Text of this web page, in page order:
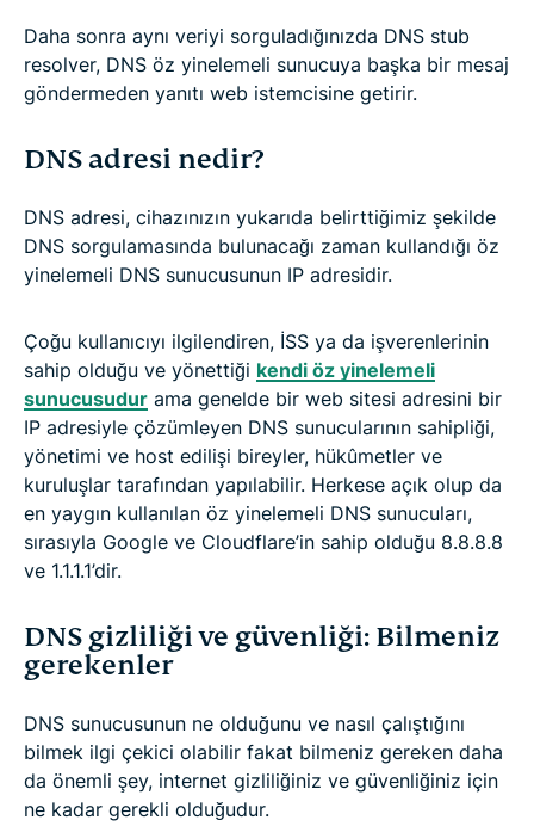
Daha sonra aynı veriyi sorguladığınızda DNS stub
resolver, DNS öz yinelemeli sunucuya başka bir mesaj
göndermeden yanıtı web istemcisine getirir.
DNS adresi nedir?
DNS adresi, cihazınızın yukarıda belirttiğimiz şekilde
DNS sorgulamasında bulunacağı zaman kullandığı öz
yinelemeli DNS sunucusunun IP adresidir.
Çoğu kullanıcıyı ilgilendiren, İSS ya da işverenlerinin
sahip olduğu ve yönettiği kendi öz yinelemeli
sunucusudur ama genelde bir web sitesi adresini bir
IP adresiyle çözümleyen DNS sunucularının sahipliği,
yönetimi ve host edilişi bireyler, hükûmetler ve
kuruluşlar tarafından yapılabilir. Herkese açık olup da
en yaygın kullanılan öz yinelemeli DNS sunucuları,
sırasıyla Google ve Cloudflare’in sahip olduğu 8.8.8.8
ve 1.1.1.1’dir.
DNS gizliliği ve güvenliği: Bilmeniz
gerekenler
DNS sunucusunun ne olduğunu ve nasıl çalıştığını
bilmek ilgi çekici olabilir fakat bilmeniz gereken daha
da önemli şey, internet gizliliğiniz ve güvenliğiniz için
ne kadar gerekli olduğudur.